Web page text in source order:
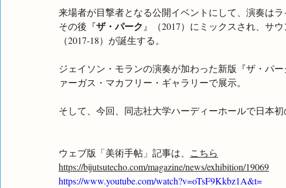
来場者が目撃者となる公開イベントにして、演奏は
その後『ザ・パーク』（2017）にミックスされ、サ
（2017-18）が誕生する。
ジェイソン・モランの演奏が加わった新版『ザ・パ
ァーガス・マカフリー・ギャラリーで展示。
そして、今回、同志社大学ハーディーホールで日本初
ウェブ版「美術手帖」記事は、 こちら
https://bijutsutecho.com/magazine/news/exhibition/19069
https://www.youtube.com/watch?v=oTsF9Kkbz1A&t=